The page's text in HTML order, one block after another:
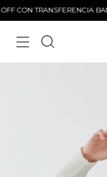
CON TRANSFERENCIA